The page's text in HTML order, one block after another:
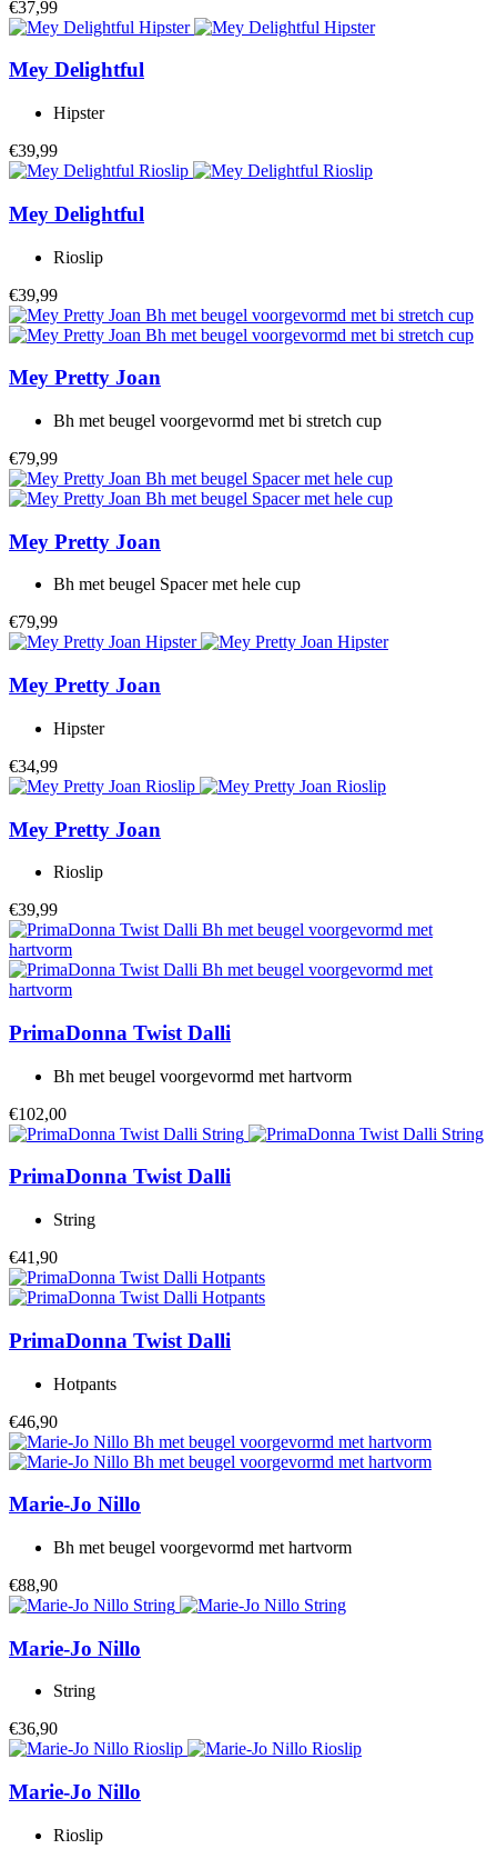
€37,99
Mey Delightful
Hipster
€39,99
Mey Delightful
Rioslip
€39,99
Mey Pretty Joan
Bh met beugel voorgevormd met bi stretch cup
€79,99
Mey Pretty Joan
Bh met beugel Spacer met hele cup
€79,99
Mey Pretty Joan
Hipster
€34,99
Mey Pretty Joan
Rioslip
€39,99
PrimaDonna Twist Dalli
Bh met beugel voorgevormd met hartvorm
€102,00
PrimaDonna TwistDalli
String
€41,90
PrimaDonna Twist Dalli
Hotpants
€46,90
Marie-Jo Nillo
Bh met beugel voorgevormd met hartvorm
€88,90
Marie-Jo Nillo
String
€36,90
Marie-Jo Nillo
Rioslip